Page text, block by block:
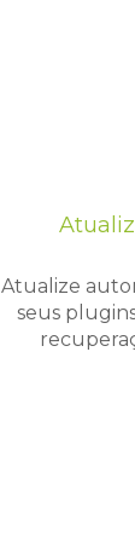
Atualize
seus